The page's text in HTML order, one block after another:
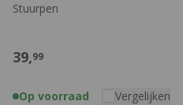
Stuurpen
39,99
Op voorraad Vergelijken